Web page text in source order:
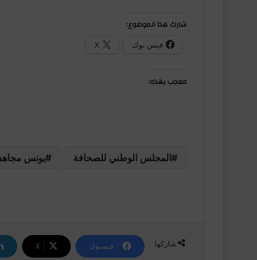
شارك هذا الموضوع:
فيس بوك X
معجب بهذه:
المجلس الوطني للصحافة يونس
شاركها فيسبوك ‫X